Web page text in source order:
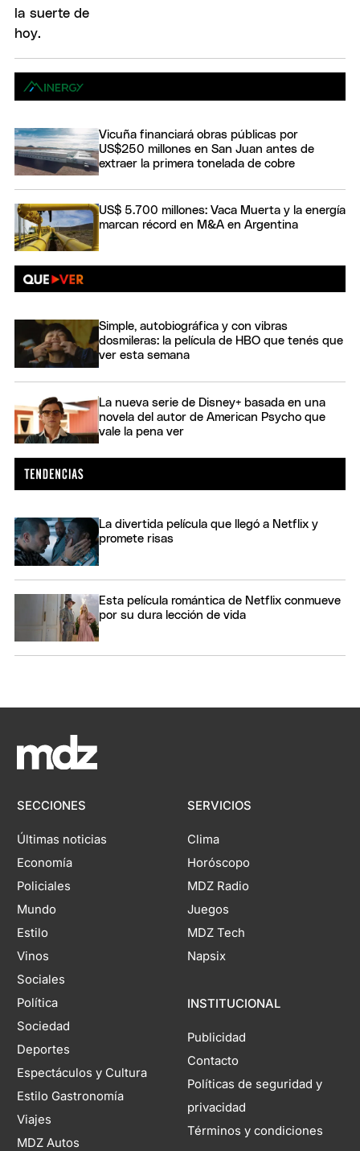
Vicuña financiará obras públicas por
US$250 millones en San Juan antes de
extraer la primera tonelada de cobre
US$ 5.700 millones: Vaca Muerta y la energía
marcan récord en M&A en Argentina
Simple, autobiográfica y con vibras
dosmileras: la película de HBO que tenés que
ver esta semana
La nueva serie de Disney+ basada en una
novela del autor de American Psycho que
vale la pena ver
La divertida película que llegó a Netflix y
promete risas
Esta película romántica de Netflix conmueve
por su dura lección de vida
SECCIONES
Últimas noticias
Economía
Policiales
Mundo
Estilo
Vinos
Sociales
Política
Sociedad
Deportes
Espectáculos y Cultura
Estilo Gastronomía
Viajes
MDZ Autos
SERVICIOS
Clima
Horóscopo
MDZ Radio
Juegos
MDZ Tech
Napsix
INSTITUCIONAL
Publicidad
Contacto
Políticas de seguridad y
privacidad
Términos y condiciones